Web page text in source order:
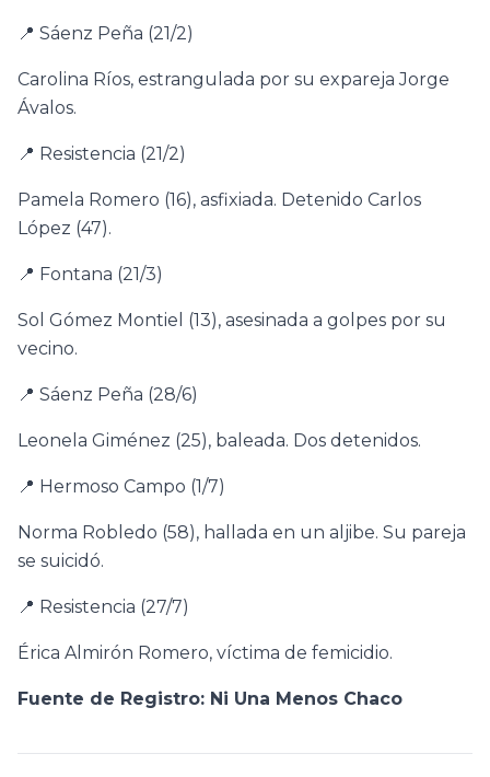
📍 Sáenz Peña (21/2)
Carolina Ríos, estrangulada por su expareja Jorge
Ávalos.
📍 Resistencia (21/2)
Pamela Romero (16), asfixiada. Detenido Carlos
López (47).
📍 Fontana (21/3)
Sol Gómez Montiel (13), asesinada a golpes por su
vecino.
📍 Sáenz Peña (28/6)
Leonela Giménez (25), baleada. Dos detenidos.
📍 Hermoso Campo (1/7)
Norma Robledo (58), hallada en un aljibe. Su pareja
se suicidó.
📍 Resistencia (27/7)
Érica Almirón Romero, víctima de femicidio.
Fuente de Registro: Ni Una Menos Chaco